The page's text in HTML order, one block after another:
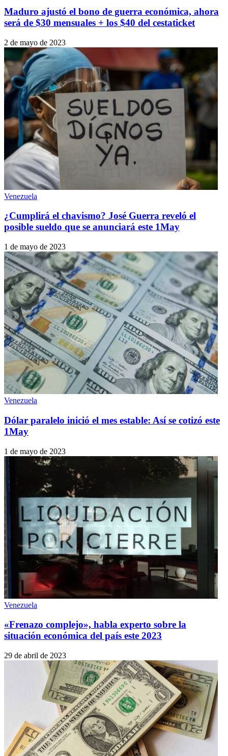
Maduro ajustó el bono de guerra económica, ahora
será de $30 mensuales + los $40 del cestaticket
2 de mayo de 2023
Venezuela
¿Cumplirá el chavismo? José Guerra reveló el
posible sueldo que se anunciará este 1May
1 de mayo de 2023
Venezuela
Dólar paralelo inició el mes estable: Así se cotizó este
1May
1 de mayo de 2023
Venezuela
«Frenazo complejo», habla experto sobre la
situación económica del país este 2023
29 de abril de 2023